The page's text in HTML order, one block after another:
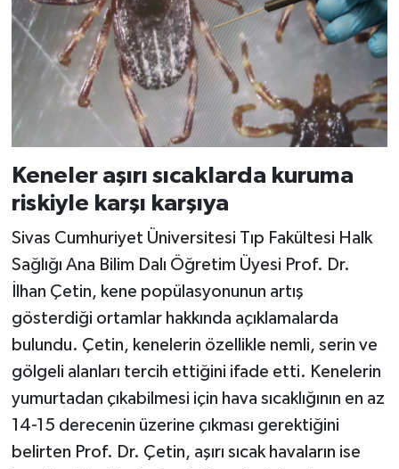
Keneler aşırı sıcaklarda kuruma
riskiyle karşı karşıya
Sivas Cumhuriyet Üniversitesi Tıp Fakültesi Halk
Sağlığı Ana Bilim Dalı Öğretim Üyesi Prof. Dr.
İlhan Çetin, kene popülasyonunun artış
gösterdiği ortamlar hakkında açıklamalarda
bulundu. Çetin, kenelerin özellikle nemli, serin ve
gölgeli alanları tercih ettiğini ifade etti. Kenelerin
yumurtadan çıkabilmesi için hava sıcaklığının en az
14-15 derecenin üzerine çıkması gerektiğini
belirten Prof. Dr. Çetin, aşırı sıcak havaların ise